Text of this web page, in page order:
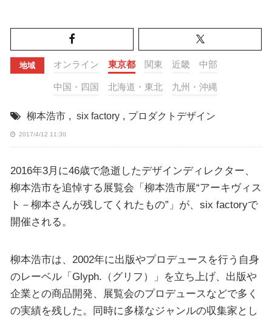
地域 オンライン 東京都 関東 近畿 中部
中国・四国 北海道・東北 九州・沖縄
柳本浩市 , six factory , プロダクトデザイン
2017/4/12 11:30
2016年3月に46歳で急逝したデザインディレクター、
柳本浩市を追悼する展覧会「柳本浩市展“アーキヴィス
ト－柳本さんが残してくれたもの”」が、six factoryで
開催される。
柳本浩市は、2002年に出版やプロデュースを行う自身
のレーベル「Glyph.（グリフ）」を立ち上げ、出版や
企業との商品開発、展覧会のプロデュースなどで多く
の実績を残した。同時に多様なジャンルの収集家とし